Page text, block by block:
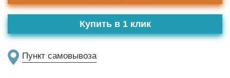
Пункт самовывоза
Купить в 1 клик